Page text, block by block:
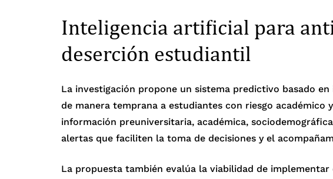
Inteligencia artificial para
deserción estudiantil
La investigación propone un sistema predictivo basado
de manera temprana a estudiantes con riesgo académico
información preuniversitaria, académica,
alertas que faciliten la toma de decisiones y el
La propuesta también evalúa la viabilidad de